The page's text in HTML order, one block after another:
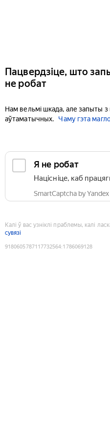
Пацвердзіце, што
не робат
Нам вельмі шкада, але запыты
аўтаматычных.
Чаму гэта
Я не робат
Націсніце, каб
SmartCaptcha by
Калі ў вас узніклі праблемы, калі
сувязі
9180605787117732564:1786069128